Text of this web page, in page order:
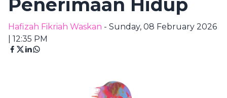
Penerimaan Hidup
Hafizah Fikriah Waskan - Sunday, 08 February 2026
| 12:35 PM